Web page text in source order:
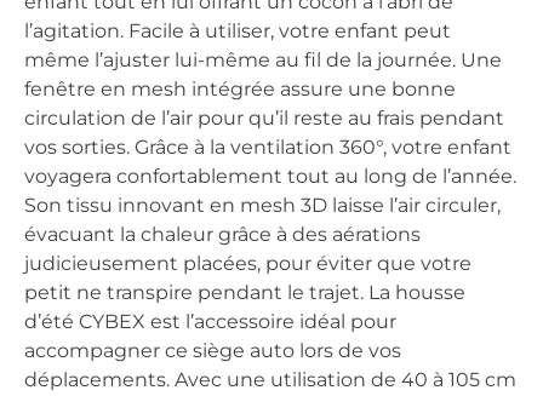
l’agitation. Facile à utiliser, votre enfant peut
même l’ajuster lui-même au fil de la journée. Une
fenêtre en mesh intégrée assure une bonne
circulation de l’air pour qu’il reste au frais pendant
vos sorties. Grâce à la ventilation 360°, votre enfant
voyagera confortablement tout au long de l’année.
Son tissu innovant en mesh 3D laisse l’air circuler,
évacuant la chaleur grâce à des aérations
judicieusement placées, pour éviter que votre
petit ne transpire pendant le trajet. La housse
d’été CYBEX est l’accessoire idéal pour
accompagner ce siège auto lors de vos
déplacements. Avec une utilisation de 40 à 105 cm